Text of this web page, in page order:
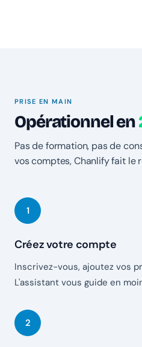
PRISE EN MAIN
Opérationnel en
Pas de formation, pas de
vos comptes, Chanlify fait le
Créez votre compte
Inscrivez-vous, ajoutez vos
L'assistant vous guide en